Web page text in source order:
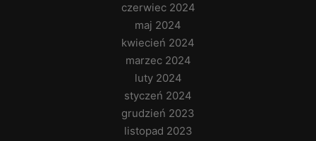
czerwiec 2024
maj 2024
kwiecień 2024
marzec 2024
luty 2024
styczeń 2024
grudzień 2023
listopad 2023